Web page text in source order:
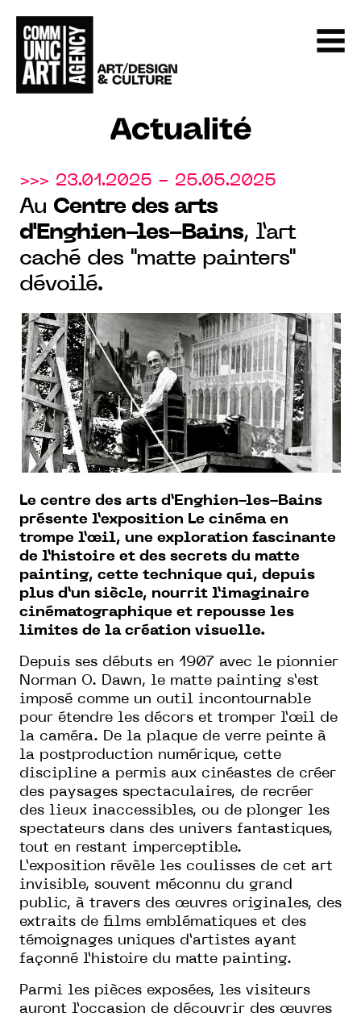
Actualité
>>> 23.01.2025 - 25.05.2025
Au Centre des arts
d'Enghien-les-Bains, l’art
caché des "matte painters"
dévoilé.
Le centre des arts d’Enghien-les-Bains
présente l’exposition Le cinéma en
trompe l’œil, une exploration fascinante
de l’histoire et des secrets du matte
painting, cette technique qui, depuis
plus d’un siècle, nourrit l’imaginaire
cinématographique et repousse les
limites de la création visuelle.
Depuis ses débuts en 1907 avec le pionnier
Norman O. Dawn, le matte painting s’est
imposé comme un outil incontournable
pour étendre les décors et tromper l’œil de
la caméra. De la plaque de verre peinte à
la postproduction numérique, cette
discipline a permis aux cinéastes de créer
des paysages spectaculaires, de recréer
des lieux inaccessibles, ou de plonger les
spectateurs dans des univers fantastiques,
tout en restant imperceptible.
L’exposition révèle les coulisses de cet art
invisible, souvent méconnu du grand
public, à travers des œuvres originales, des
extraits de films emblématiques et des
témoignages uniques d’artistes ayant
façonné l’histoire du matte painting.
Parmi les pièces exposées, les visiteurs
auront l’occasion de découvrir des œuvres